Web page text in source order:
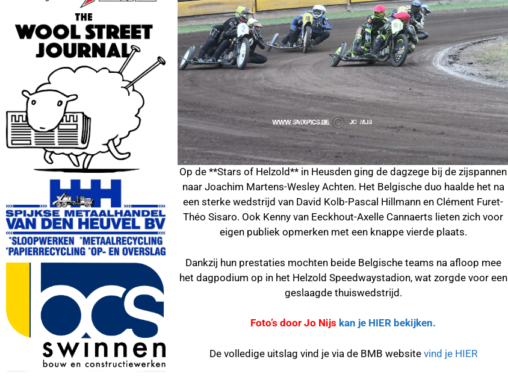
Op de **Stars of Helzold** in Heusden ging de dagzege bij de zijspannen
naar Joachim Martens-Wesley Achten. Het Belgische duo haalde het na
een sterke wedstrijd van David Kolb-Pascal Hillmann en Clément Furet-
Théo Sisaro. Ook Kenny van Eeckhout-Axelle Cannaerts lieten zich voor
eigen publiek opmerken met een knappe vierde plaats.
Dankzij hun prestaties mochten beide Belgische teams na afloop mee
het dagpodium op in het Helzold Speedwaystadion, wat zorgde voor een
geslaagde thuiswedstrijd.
Foto’s door Jo Nijs kan je HIER bekijken.
De volledige uitslag vind je via de BMB website vind je HIER